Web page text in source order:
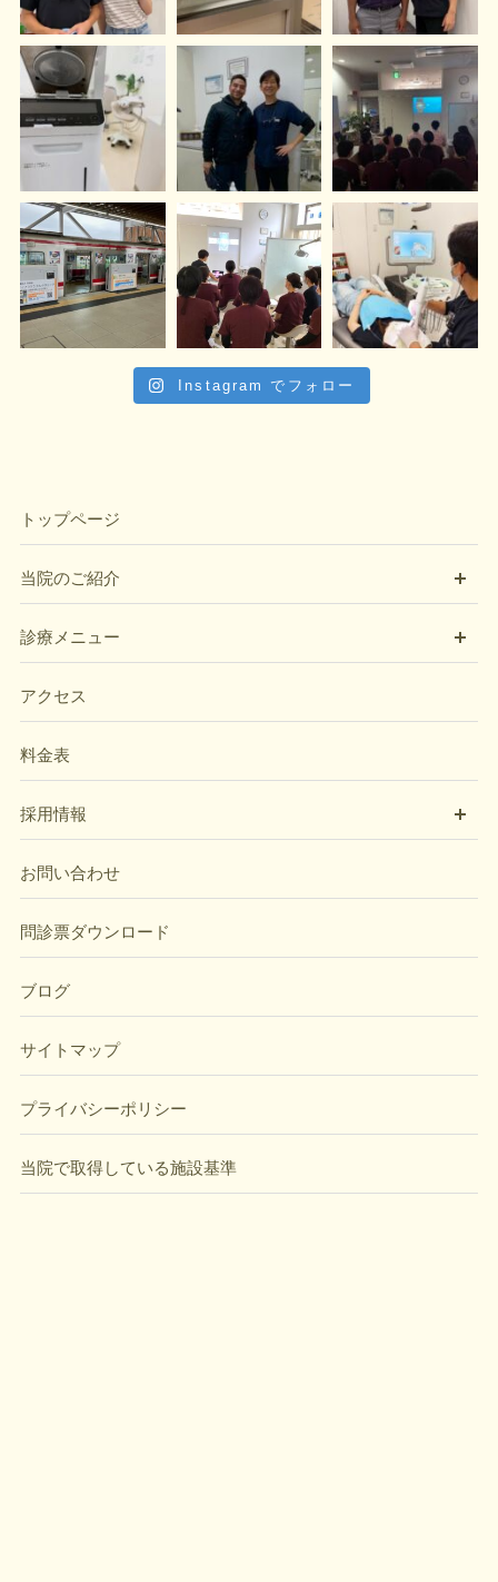
Instagram でフォロー
トップページ
当院のご紹介
診療メニュー
アクセス
料金表
採用情報
お問い合わせ
問診票ダウンロード
ブログ
サイトマップ
プライバシーポリシー
当院で取得している施設基準